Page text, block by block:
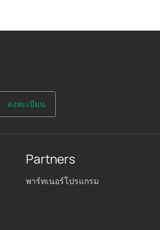
ลงทะเบียน
Partners
พาร์ทเนอร์โปรแกรม